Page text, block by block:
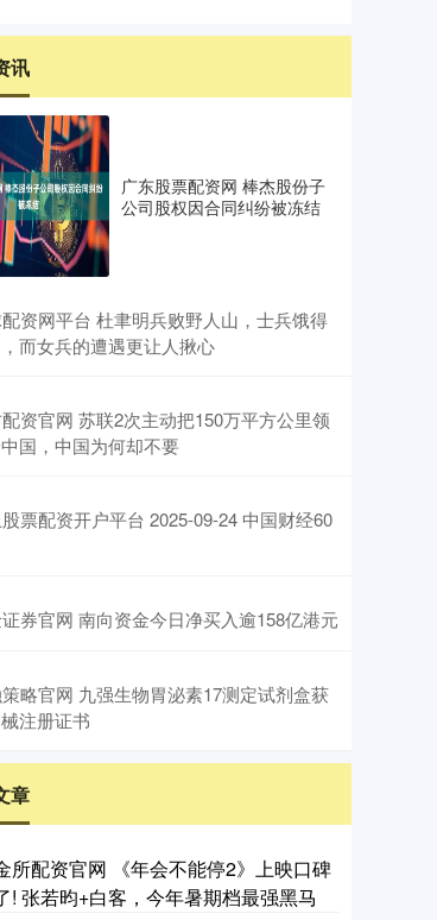
讯
广东股票配资网 棒杰股份子
公司股权因合同纠纷被冻结
资网平台 杜聿明兵败野人山，士兵饿得
而女兵的遭遇更让人揪心
资官网 苏联2次主动把150万平方公里领
国，中国为何却不要
票配资开户平台 2025-09-24 中国财经60
券官网 南向资金今日净买入逾158亿港元
略官网 九强生物胃泌素17测定试剂盒获
注册证书
章
所配资官网 《年会不能停2》上映口碑
! 张若昀+白客，今年暑期档最强黑马